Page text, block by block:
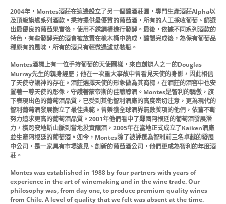
2004年，Montes酒莊在這邊設立了另一個釀酒莊園，專門生產酒莊Alpha以
及頂級旗艦系列酒款。秉持提供最優質的葡萄酒，所有的人工採收葡萄、篩選
出最優良的葡萄果實後，使用不銹鋼槽進行發酵。最後，依據不同系列酒款的
特色，有些發酵完的酒會被放置在橡木桶中熟成，釀製完成後，為保有葡萄品
種原有的風味，所有的酒只有輕微過濾就裝瓶。
Montes酒標上有一位手持葡萄的天使圖樣，來自創辦人之ㄧ的Douglas
Murray先生的親身經歷；他在一次重大事故中曾看見天使的身影，因此相信
了天使守護神的存在。酒莊選擇天使的形象做為其商標，在酒莊的酒窖中也安
置著一尊天使的彫像，守護著蒙帝斯的佳釀醇酒。Montes是智利的驕傲，旗
下表現出色的葡萄酒品質，已受到其他智利酒廠的高度密切注意，更為現代的
智利葡萄酒發展樹立了最佳典範。曾榮獲全球酒界無數獎項的他們，依舊不斷
努力追求更高的葡萄酒品質。2001年他們看中了鄰國阿根廷的葡萄酒發展潛
力，橫跨安地斯山脈到當地投資釀酒，2005年在當地正式成立了Kaiken酒廠
並生產阿根廷的葡萄酒。如今，Montes除了被評選為智利前三名卓越的發展
中公司，是一家具有市場遠見、創新的葡萄酒公司，他們更成為智利的年度酒
莊。
Montes was established in 1988 by four partners with years of
experience in the art of winemaking and in the wine trade. Our
philosophy was, from day one, to produce premium quality wines
from Chile. A level of quality that we felt was absent at the time.